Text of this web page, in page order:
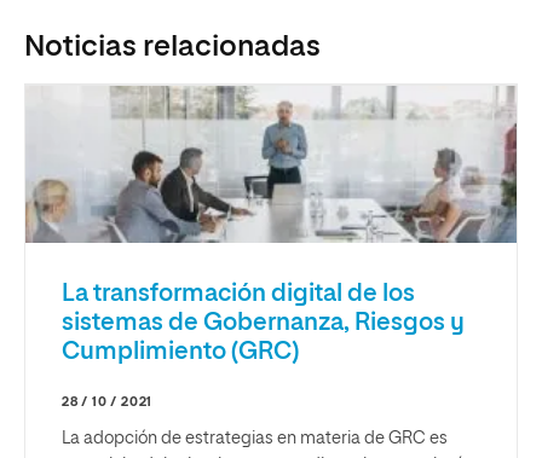
Noticias relacionadas
La transformación digital de los
sistemas de Gobernanza, Riesgos y
Cumplimiento (GRC)
28 / 10 / 2021
La adopción de estrategias en materia de GRC es